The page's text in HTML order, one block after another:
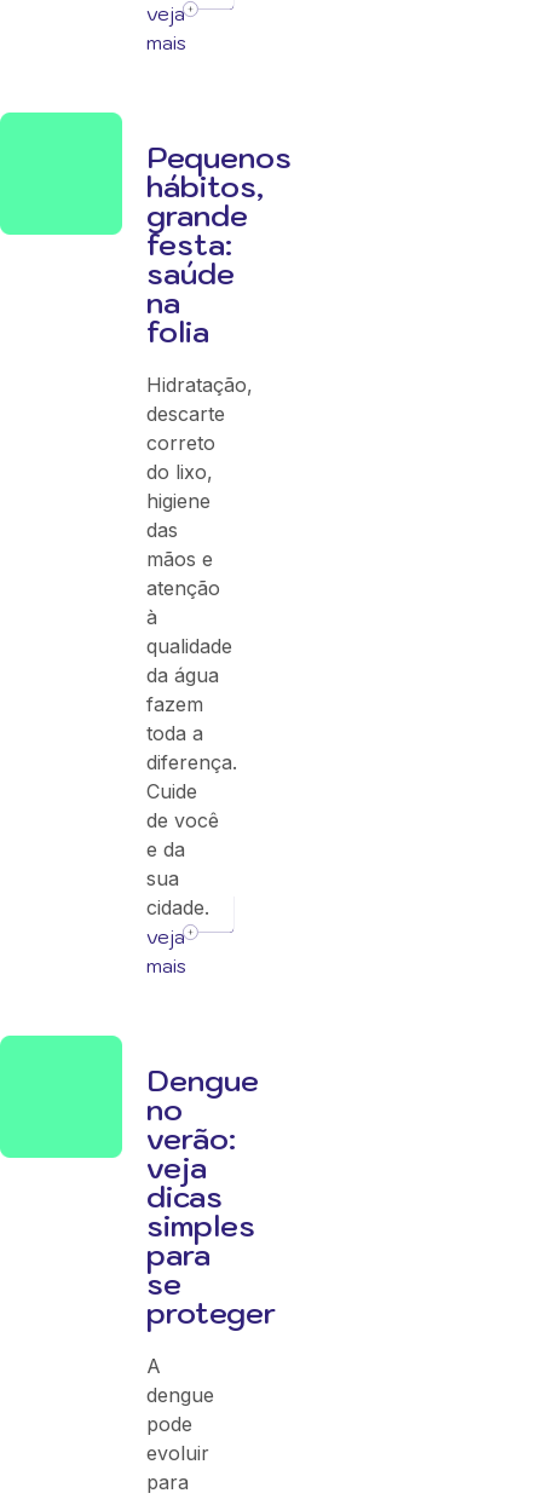
veja
mais
Pequenos
hábitos,
grande
festa:
saúde
na
folia
Hidratação,
descarte
correto
do lixo,
higiene
das
mãos e
atenção
à
qualidade
da água
fazem
toda a
diferença.
Cuide
de você
e da
sua
cidade.
veja
mais
Dengue
no
verão:
veja
dicas
simples
para
se
proteger
A
dengue
pode
evoluir
para